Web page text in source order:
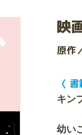
映
原作
〈
キン
幼い